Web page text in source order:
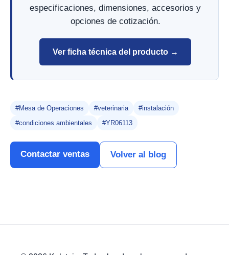
especificaciones, dimensiones, accesorios y
opciones de cotización.
Ver ficha técnica del producto →
#Mesa de Operaciones #veterinaria
#instalación
#condiciones ambientales
#YR06113
Contactar ventas Volver al blog